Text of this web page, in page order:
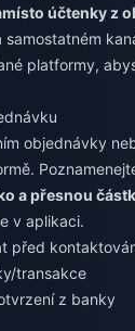
účtenky z
platformy,
objednávky
a přesnou
v aplikaci.
před
transakce
z banky